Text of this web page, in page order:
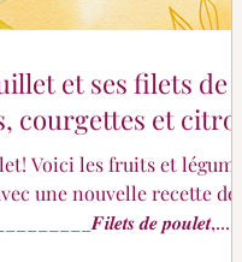
et ses filets de
courgettes et citron
Voici les fruits et légumes
une nouvelle recette de
𝒅𝒆 𝒑𝒐𝒖𝒍𝒆𝒕,...